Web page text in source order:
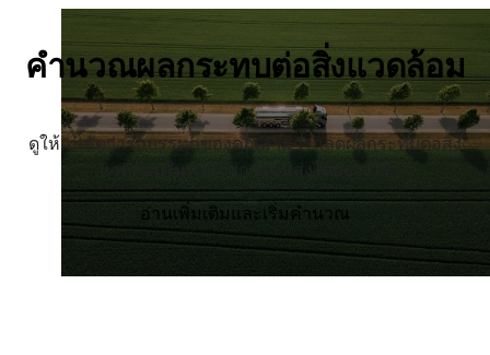
คำนวณผลกระทบต่อสิ่งแวดล้อม
ดูให้แน่ชัดว่ารถบรรทุกของคุณสามารถลดผลกระทบต่อสิ่ง
แวดล้อมในห่วงโซ่การขนส่งได้อย่างไร
อ่านเพิ่มเติมและเริ่มคำนวณ